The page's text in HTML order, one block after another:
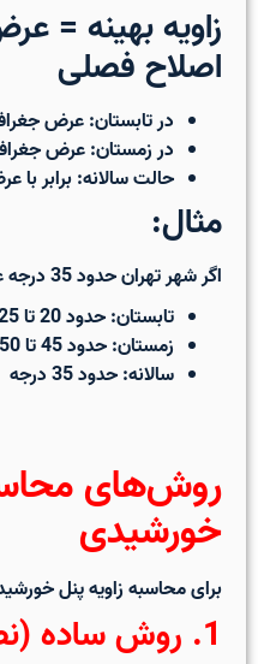
زاویه بهینه =
اصلاح فصلی
در تابستان: عرض جغرافیایی – 10
در زمستان: عرض جغرافیایی + 10
حالت سالانه: برابر با
مثال:
اگر شهر تهران حدود 35 درجه عرض جغرافیایی دارد:
تابستان: حدود 20 تا 25 درجه
زمستان: حدود 45 تا 50 درجه
سالانه: حدود 35 درجه
روش‌های
خورشیدی
برایمحاسبه زاویه پنل
1. روش ساده (نصاب‌ها)